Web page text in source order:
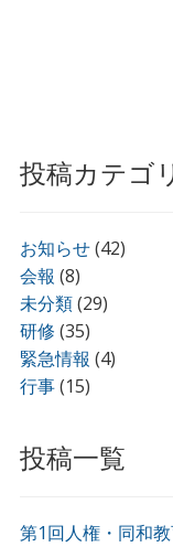
投稿カテゴ
お知らせ(42)
会報 (8)
未分類(29)
研修 (35)
緊急情報 (4)
行事(15)
投稿一覧
第1回人権・同和